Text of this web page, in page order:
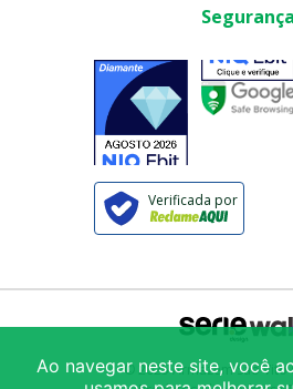
Segurança
Verificada por
© 2025Armazém São
Ao navegar neste site, você